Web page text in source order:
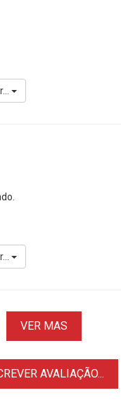
VER MAS
AVALIAÇÃO...